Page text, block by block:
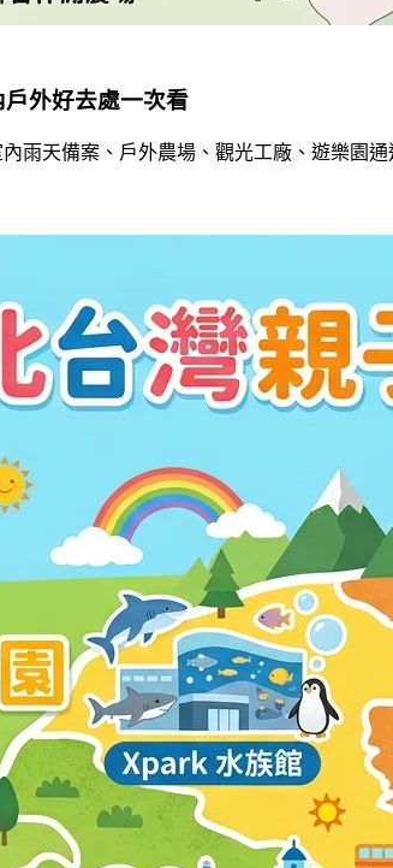
外好去處一次看
雨天備案、戶外農場、觀光工廠、遊樂園